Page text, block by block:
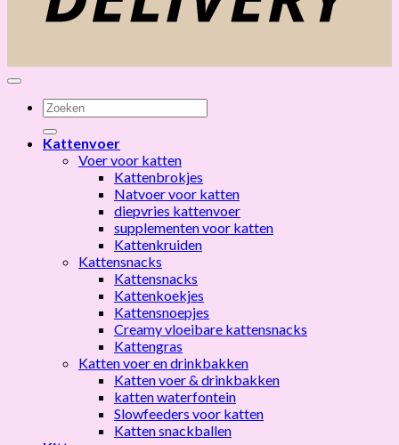
Zoeken
naar:
Kattenvoer
Voer voor katten
Kattenbrokjes
Natvoer voor katten
diepvries kattenvoer
supplementen voor katten
Kattenkruiden
Kattensnacks
Kattensnacks
Kattenkoekjes
Kattensnoepjes
Creamy vloeibare kattensnacks
Kattengras
Katten voer en drinkbakken
Katten voer & drinkbakken
katten waterfontein
Slowfeeders voor katten
Katten snackballen